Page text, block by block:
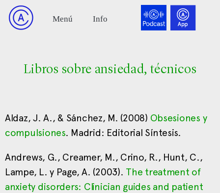
Libros sobre ansiedad, técnicos
Aldaz, J. A., & Sánchez, M. (2008) Obsesiones y
compulsiones. Madrid: Editorial Síntesis.
Andrews, G., Creamer, M., Crino, R., Hunt, C.,
Lampe, L. y Page, A. (2003). The treatment of
anxiety disorders: Clinician guides and patient